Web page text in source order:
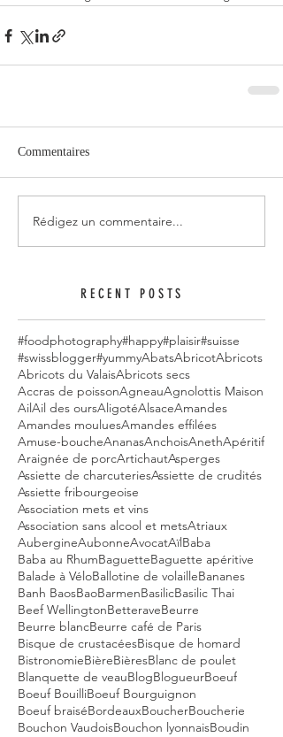
Commentaires
Rédigez un commentaire...
RECENT POSTS
#foodphotography#happy#plaisir#suisse
#swissblogger#yummyAbatsAbricotAbricots
Abricots du ValaisAbricots secs
Accras de poissonAgneauAgnolottis Maison
AilAil des oursAligotéAlsaceAmandes
Amandes mouluesAmandes effilées
Amuse-boucheAnanasAnchoisAnethApéritif
Araignée de porcArtichautAsperges
Assiette de charcuteriesAssiette de crudités
Assiette fribourgeoise
Association mets et vins
Association sans alcool et metsAtriaux
AubergineAubonneAvocatAïlBaba
Baba au RhumBaguetteBaguette apéritive
Balade à VéloBallotine de volailleBananes
Banh BaosBaoBarmenBasilicBasilic Thai
Beef WellingtonBetteraveBeurre
Beurre blancBeurre café de Paris
Bisque de crustacéesBisque de homard
BistronomieBièreBièresBlanc de poulet
Blanquette de veauBlogBlogueurBoeuf
Boeuf BouilliBoeuf Bourguignon
Boeuf braiséBordeauxBoucherBoucherie
Bouchon VaudoisBouchon lyonnaisBoudin